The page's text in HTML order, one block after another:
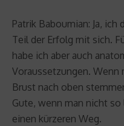
Patrik Baboumian: Ja,
Teil der Erfolg mit sich.
habe ich aber auch
Voraussetzungen. Wenn
Brust nach oben
Gute, wenn man nicht so
einen kürzeren Weg.